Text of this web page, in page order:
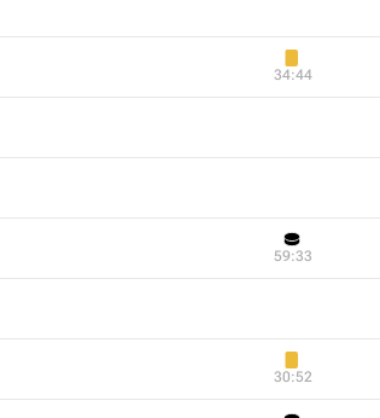
34:44
59:33
30:52